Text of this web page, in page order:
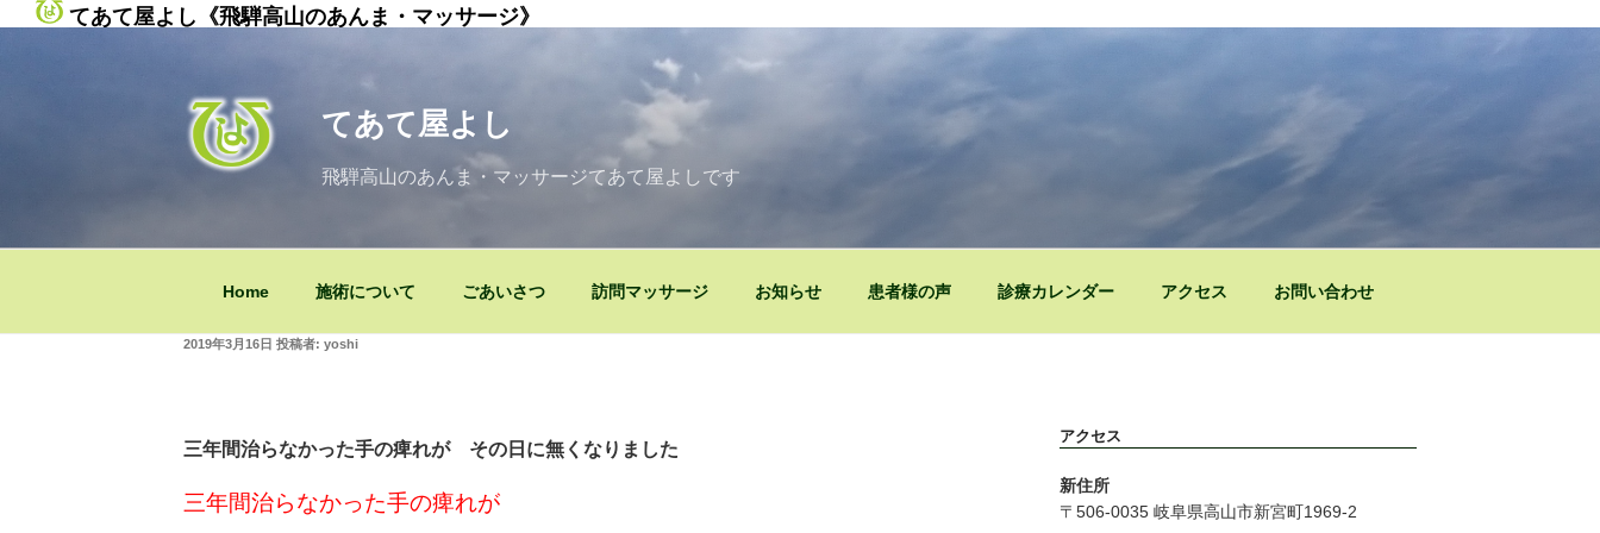
てあて屋よし《飛騨高山のあんま・マッサージ》
てあて屋よし
飛騨高山のあんま・マッサージてあて屋よしです
Home 施術について ごあいさつ 訪問マッサージ お知らせ 患者様の声 診療カレンダー アクセス お問い合わせ
投
2019年3月16日 投稿者: yoshi
三年間治らなかった手の痺れが その日に無くなりました
三年間治らなかった手の痺れが
アクセス
新住所
〒506-0035 岐阜県高山市新宮町1969-2